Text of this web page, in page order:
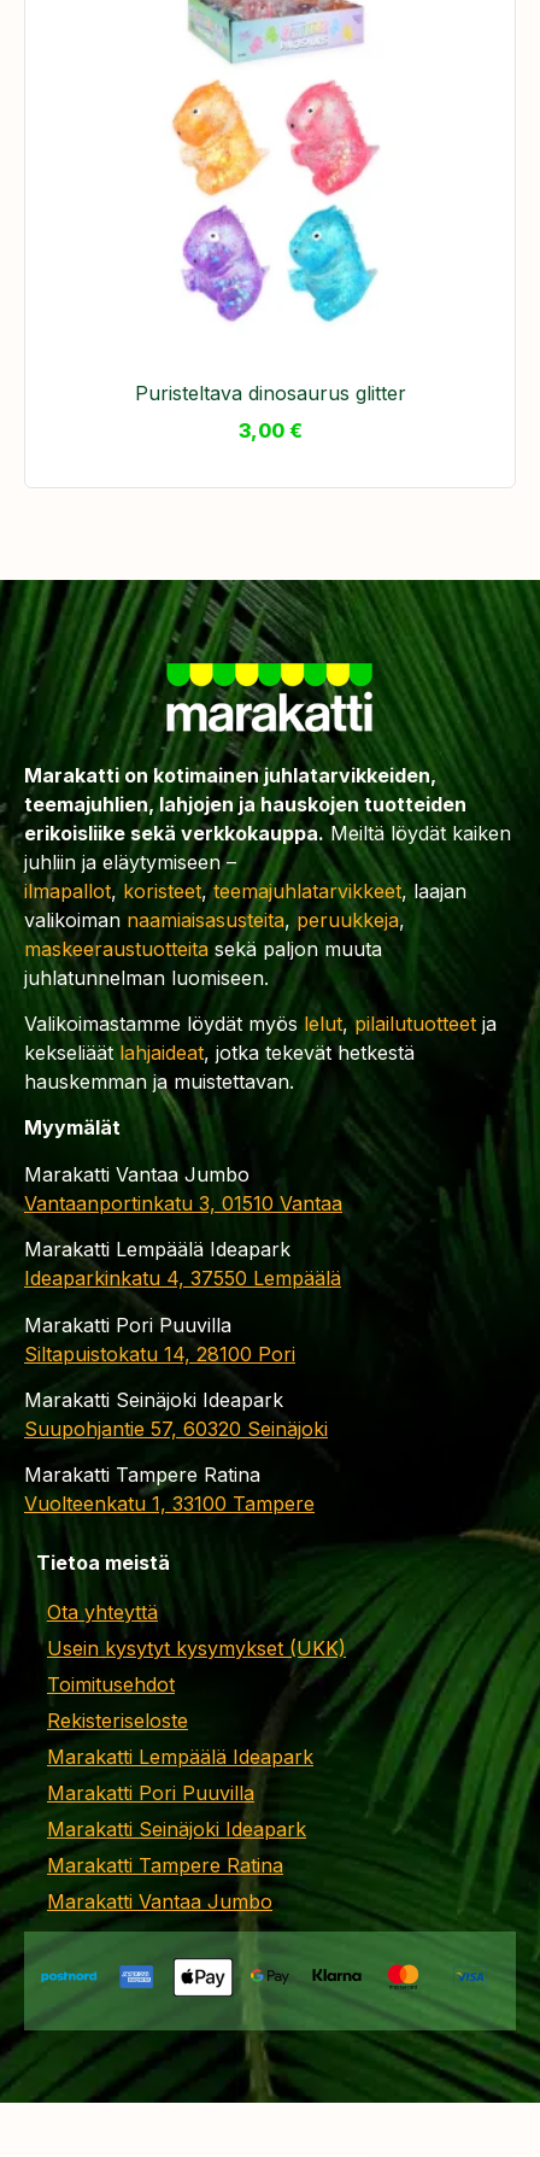
Puristeltava dinosaurus glitter
3,00 €
Marakatti on kotimainen juhlatarvikkeiden,
teemajuhlien, lahjojen ja hauskojen tuotteiden
erikoisliike sekä verkkokauppa. Meiltä löydät kaiken
juhliin ja eläytymiseen –
ilmapallot, koristeet,teemajuhlatarvikkeet, laajan
valikoiman naamiaisasusteita, peruukkeja,
maskeeraustuotteita sekä paljon muuta
juhlatunnelman luomiseen.
Valikoimastamme löydät myös lelut,pilailutuotteet ja
kekseliäät lahjaideat, jotka tekevät hetkestä
hauskemman ja muistettavan.
Myymälät
Marakatti Vantaa Jumbo
Vantaanportinkatu 3, 01510 Vantaa
Marakatti Lempäälä Ideapark
Ideaparkinkatu 4, 37550 Lempäälä
Marakatti Pori Puuvilla
Siltapuistokatu 14, 28100 Pori
Marakatti Seinäjoki Ideapark
Suupohjantie 57, 60320 Seinäjoki
Marakatti Tampere Ratina
Vuolteenkatu 1, 33100 Tampere
Tietoa meistä
Ota yhteyttä
Usein kysytyt kysymykset (UKK)
Toimitusehdot
Rekisteriseloste
Marakatti Lempäälä Ideapark
Marakatti Pori Puuvilla
Marakatti Seinäjoki Ideapark
Marakatti Tampere Ratina
Marakatti Vantaa Jumbo